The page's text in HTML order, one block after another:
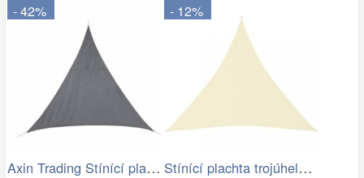
- 42%
Axin Trading Stínící plachta…
- 12%
Stínící plachta trojúhelníková 5 x 5 x…